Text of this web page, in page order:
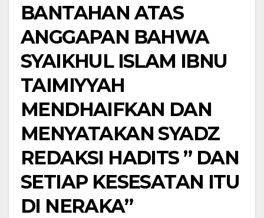
BANTAHAN ATAS
ANGGAPAN BAHWA
SYAIKHUL ISLAM IBNU
TAIMIYYAH
MENDHAIFKAN DAN
MENYATAKAN SYADZ
REDAKSI HADITS ” DAN
SETIAP KESESATAN ITU
DI NERAKA”